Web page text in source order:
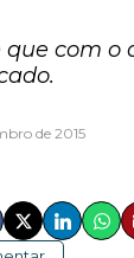
com o
de 2015